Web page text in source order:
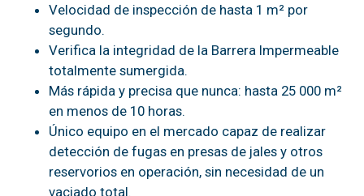
Velocidad de inspección de hasta 1 m² por
segundo.
Verifica la integridad de la Barrera Impermeable
totalmente sumergida.
Más rápida y precisa que nunca: hasta 25 000 m²
en menos de 10 horas.
Único equipo en el mercado capaz de realizar
detección de fugas en presas de jales y otros
reservorios en operación, sin necesidad de un
vaciado total.